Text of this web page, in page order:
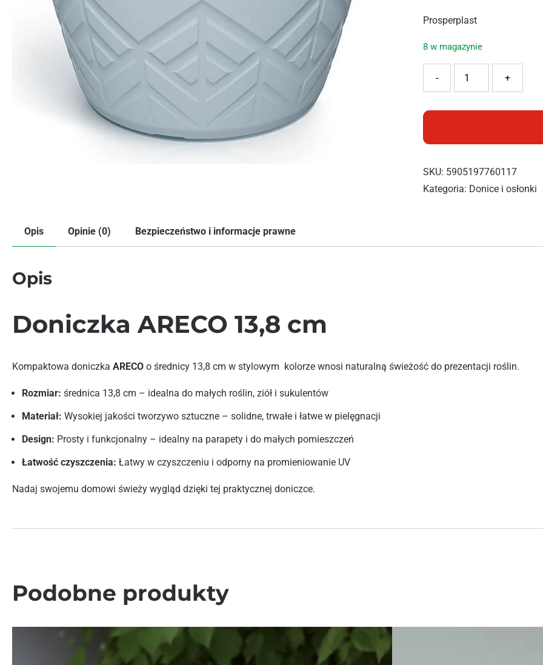
Prosperplast
8 w magazynie
ilość PROSPERPLAST
+
-
SKU: 5905197760117
Kategoria: Donice i osłonki
Opis Opinie (0) Bezpieczeństwo i informacje prawne
Opis
Doniczka ARECO 13,8 cm
Kompaktowa doniczka ARECO o średnicy 13,8 cm w stylowym kolorze wnosi naturalną świeżość do prezentacji roślin.
Rozmiar: średnica 13,8 cm – idealna do małych roślin, ziół i sukulentów
Materiał: Wysokiej jakości tworzywo sztuczne – solidne, trwałe i łatwe w pielęgnacji
Design: Prosty i funkcjonalny – idealny na parapety i do małych pomieszczeń
Łatwość czyszczenia: Łatwy w czyszczeniu i odporny na promieniowanie UV
Nadaj swojemu domowi świeży wygląd dzięki tej praktycznej doniczce.
Podobne produkty